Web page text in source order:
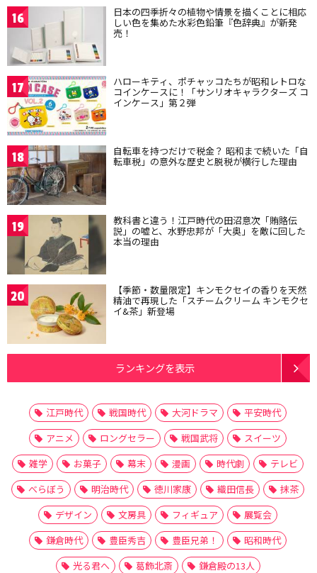
16 日本の四季折々の植物や情景を描くことに相応
しい色を集めた水彩色鉛筆『色辞典』が新発
売！
17 ハローキティ、ポチャッコたちが昭和レトロな
コインケースに！「サンリオキャラクターズ コ
インケース」第２弾
18 自転車を持つだけで税金？ 昭和まで続いた「自
転車税」の意外な歴史と脱税が横行した理由
19 教科書と違う！江戸時代の田沼意次「賄賂伝
説」の嘘と、水野忠邦が「大奥」を敵に回した
本当の理由
20 【季節・数量限定】キンモクセイの香りを天然
精油で再現した「スチームクリーム キンモクセ
イ&茶」新登場
ランキングを表示
江戸時代 戦国時代 大河ドラマ
平安時代
アニメ
ロングセラー 戦国武将
スイーツ
雑学
お菓子 幕末 漫画 時代劇
テレビ
べらぼう
明治時代 徳川家康 織田信長
抹茶
デザイン
文房具 フィギュア
展覧会
鎌倉時代
豊臣秀吉 豊臣兄弟！
昭和時代
光る君へ
葛飾北斎 鎌倉殿の13人